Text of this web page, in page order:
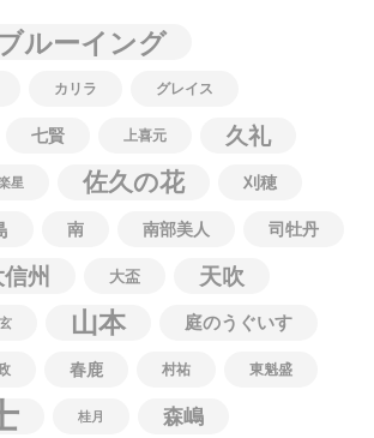
ルーイング
カリラ グレイス
七賢 上喜元
久礼
星 佐久の花 刈穂
南 南部美人 司牡丹
信州 大盃 天吹
山本 庭のうぐいす
春鹿 村祐 東魁盛
桂月 森嶋